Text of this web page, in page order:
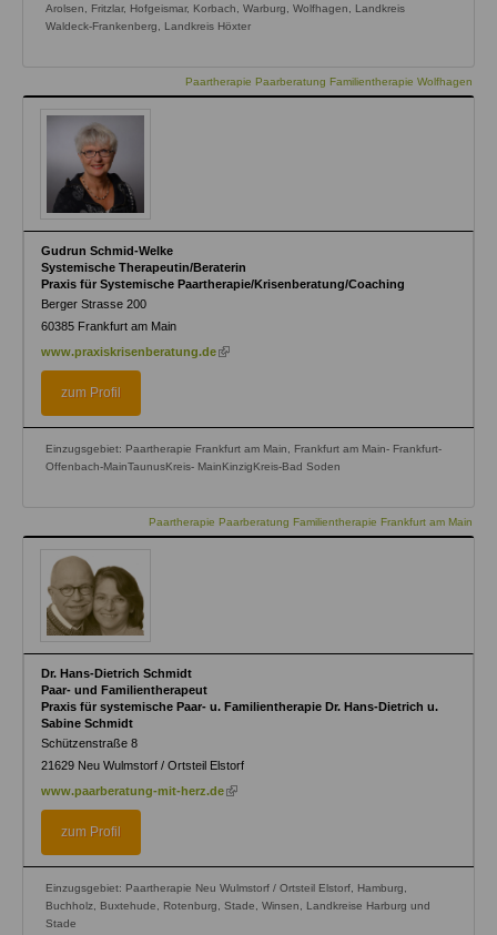
Arolsen, Fritzlar, Hofgeismar, Korbach, Warburg, Wolfhagen, Landkreis
Waldeck-Frankenberg, Landkreis Höxter
Paartherapie Paarberatung Familientherapie Wolfhagen
Gudrun Schmid-Welke
Systemische Therapeutin/Beraterin
Praxis für Systemische Paartherapie/Krisenberatung/Coaching
Berger Strasse 200
60385 Frankfurt am Main
www.praxiskrisenberatung.de (link
zum Profil
Einzugsgebiet: Paartherapie Frankfurt am Main, Frankfurt am Main- Frankfurt-
Offenbach-MainTaunusKreis- MainKinzigKreis-Bad Soden
Paartherapie Paarberatung Familientherapie Frankfurt am Main
Dr. Hans-Dietrich Schmidt
Paar- und Familientherapeut
Praxis für systemische Paar- u. Familientherapie Dr. Hans-Dietrich u.
Sabine Schmidt
Schützenstraße 8
21629 Neu Wulmstorf / Ortsteil Elstorf
www.paarberatung-mit-herz.de (link
zum Profil
Einzugsgebiet: Paartherapie Neu Wulmstorf / Ortsteil Elstorf, Hamburg,
Buchholz, Buxtehude, Rotenburg, Stade, Winsen, Landkreise Harburg und
Stade